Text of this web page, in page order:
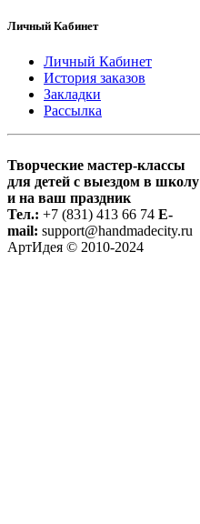
Личный Кабинет
Личный Кабинет
История заказов
Закладки
Рассылка
Творческие мастер-классы
для детей с выездом в школу
и на ваш праздник
Тел.: +7 (831) 413 66 74 E-
mail: support@handmadecity.ru
АртИдея © 2010-2024